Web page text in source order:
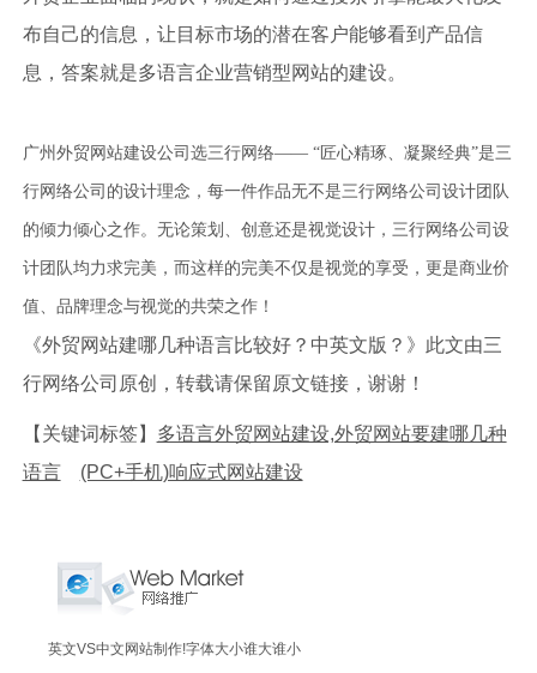
布自己的信息，让目标市场的潜在客户能够看到产品信
息，答案就是多语言企业营销型网站的建设。
广州外贸网站建设公司选三行网络—— “匠心精琢、凝聚经典”是三
行网络公司的设计理念，每一件作品无不是三行网络公司设计团队
的倾力倾心之作。无论策划、创意还是视觉设计，三行网络公司设
计团队均力求完美，而这样的完美不仅是视觉的享受，更是商业价
值、品牌理念与视觉的共荣之作！
《外贸网站建哪几种语言比较好？中英文版？》此文由三
行网络公司原创，转载请保留原文链接，谢谢！
【关键词标签】 多语言外贸网站建设,外贸网站要建哪几种
语言
(PC+手机)响应式网站建设
英文VS中文网站制作!字体大小谁大谁小